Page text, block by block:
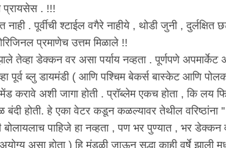
प्रायसेस . !!!
नाही . पूर्वीची श्टाईल वगैरे नाहीये , थोडी जुनी ,
प्रमाणेच उत्तम मिळाले !!
तेव्हा डेक्कन वर असा पर्याय नव्हता . पूर्णपणे
पूर्व ब्लु डायमंडी ( आणि पश्चिम बेकर्स बास्केट आणि
करावे अशी जागा होती . प्रॉब्लेम एकच होता , कि लय
बंदी होती. हे एका वेटर कडून कळल्यावर तेथील
बोलायलाच पाहिजे हा नव्हता , पण भर पुण्यात , भर
असा होता ) हि मंडळी जाऊन सुद्धा काही वर्षे झाली